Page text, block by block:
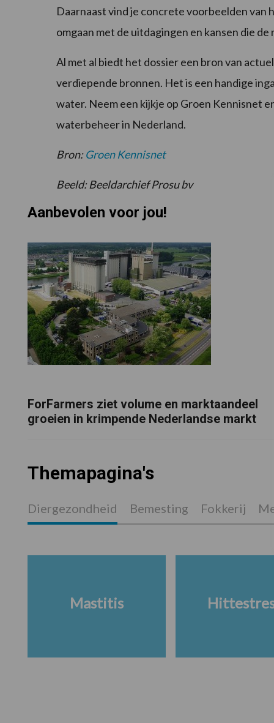
Daarnaast vind je concrete voorbeelden
omgaan met de uitdagingen en kansen die
Al met al biedt het dossier een bron van
verdiepende bronnen. Het is een handige
water. Neem een kijkje op Groen Kennisnet
waterbeheer in Nederland.
Bron:Groen Kennisnet
Beeld: Beeldarchief Prosu bv
Aanbevolen voor jou!
ForFarmers ziet volume en marktaandeel
groeien in krimpende Nederlandse markt
Themapagina's
Diergezondheid Bemesting Fokkerij
Mastitis